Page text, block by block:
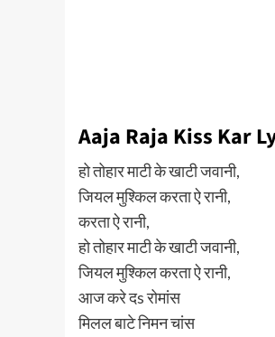
Aaja Raja Kiss Kar
हो तोहार माटी के खाटी जवानी,
जियल मुश्किल करता ऐ रानी,
करता ऐ रानी,
हो तोहार माटी के खाटी जवानी,
जियल मुश्किल करता ऐ रानी,
आज करे दs रोमांस
मिलल बाटे निमन चांस